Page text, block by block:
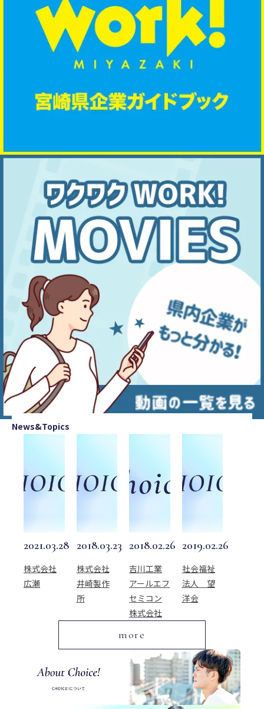
News&Topics
2021.03.28
株式会社
広瀬
2018.03.23
株式会社
井崎製作
所
2018.02.26
吉川工業
アールエフ
セミコン
株式会社
2019.02.26
社会福祉
法人 望
洋会
more